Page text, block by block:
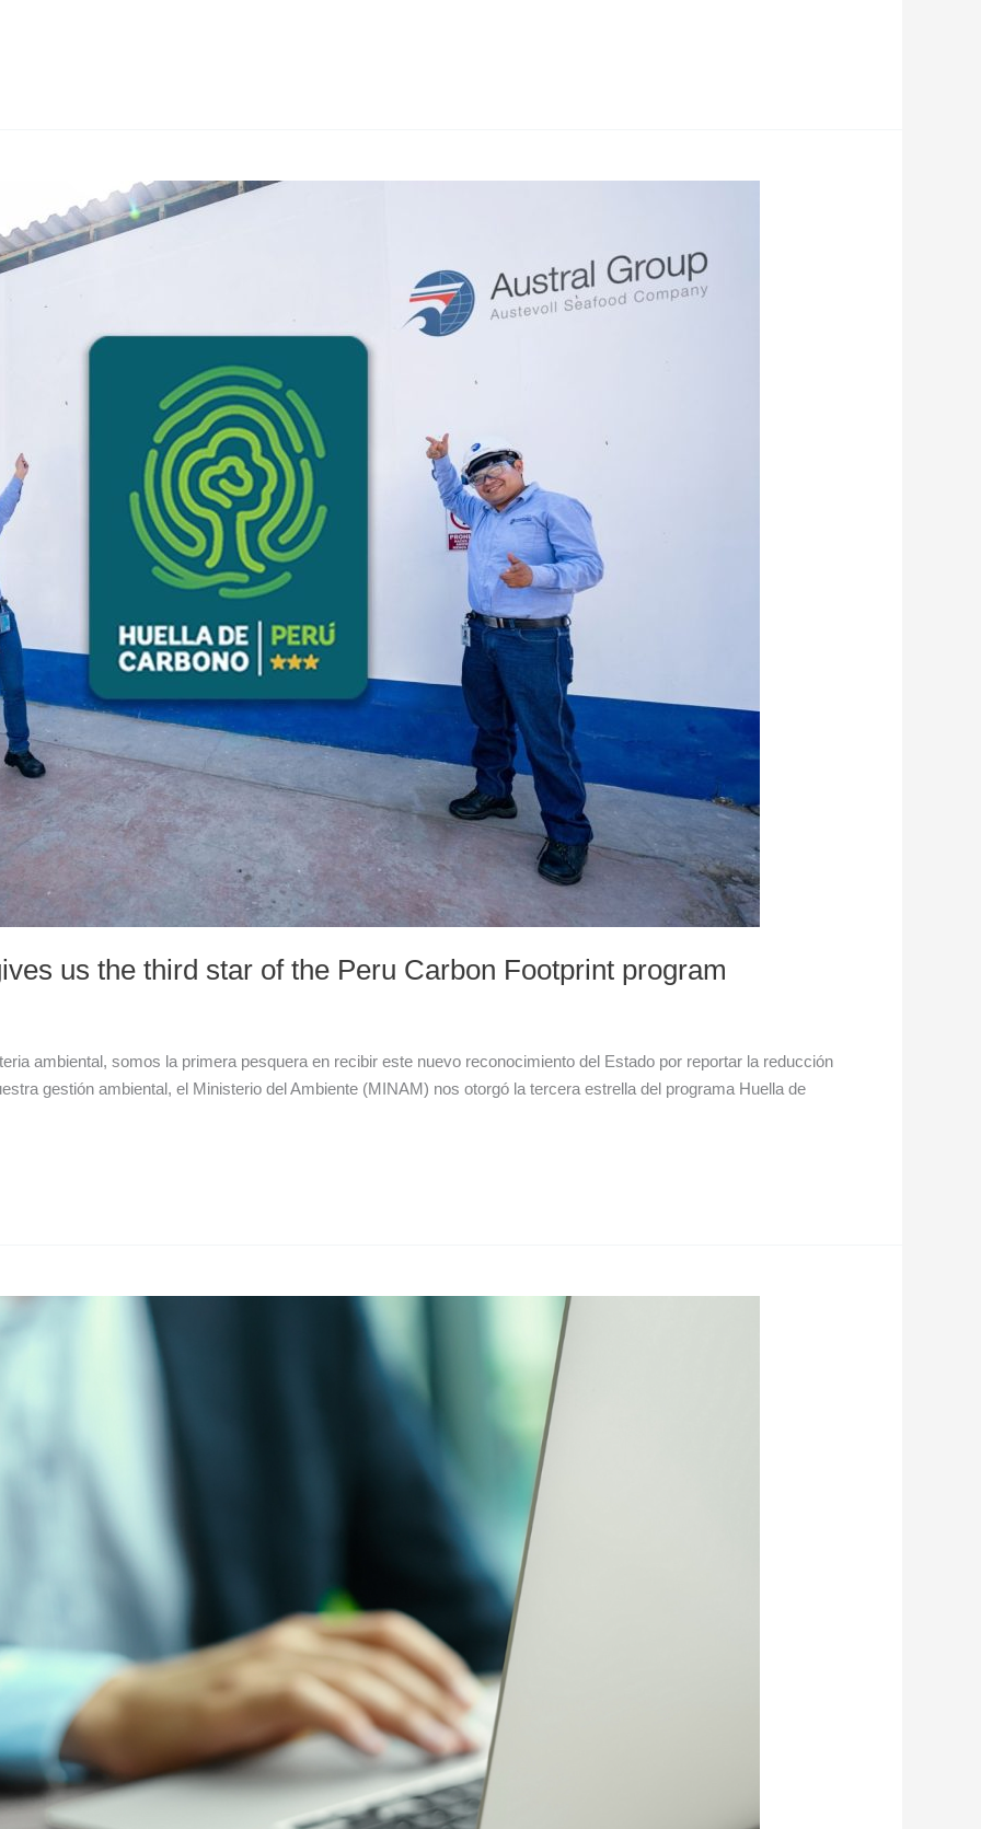
us the third star of the Peru Carbon Footprint program
ambiental, somos la primera pesquera en recibir este nuevo reconocimiento del Estado por reportar la reducción
gestión ambiental, el Ministerio del Ambiente (MINAM) nos otorgó la tercera estrella del programa Huella de